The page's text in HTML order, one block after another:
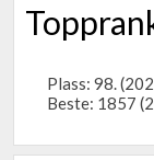
Plass: 98.
Beste: 1857